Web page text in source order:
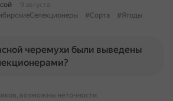
9 августа
#Сорта
#Ягоды
черемухи были выведены
возможны неточности